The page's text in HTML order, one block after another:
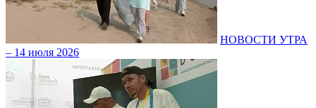
НОВОСТИ УТРА
– 14 июля 2026